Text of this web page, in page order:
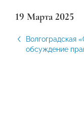
19 Марта 2025
обсуждение